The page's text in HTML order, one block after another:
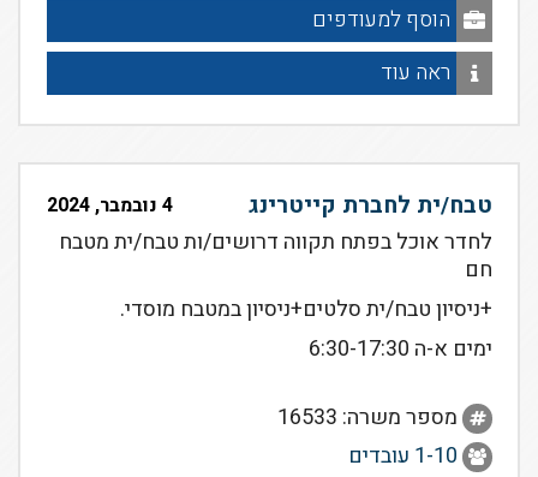
הוסף למעודפים
ראה עוד
טבח/ית לחברת קייטרינג 4 נובמבר, 2024
לחדר אוכל בפתח תקווה דרושים/ות טבח/ית מטבח
חם
+ניסיון טבח/ית סלטים+ניסיון במטבח מוסדי.
ימים א-ה 6:30-17:30
מספר משרה: 16533
1-10 עובדים